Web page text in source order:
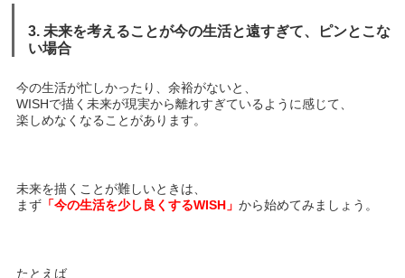
3. 未来を考えることが今の生活と遠すぎて、ピンとこな
い場合
今の生活が忙しかったり、余裕がないと、
WISHで描く未来が現実から離れすぎているように感じて、
楽しめなくなることがあります。
未来を描くことが難しいときは、
まず 「今の生活を少し良くするWISH」から始めてみましょう。
たとえば